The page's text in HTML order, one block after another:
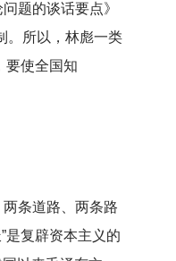
题的谈话要点》
。所以，林彪一类
要使全国知
条道路、两条路
是复辟资本主义的